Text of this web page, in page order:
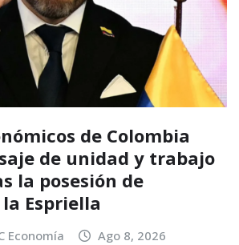
de Colombia
de unidad y trabajo
la posesión de
Espriella
Economía Ago 8, 2026